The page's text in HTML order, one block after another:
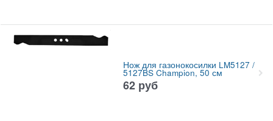
Нож для газонокосилки LM5127 /
5127BS Champion, 50 см
62 руб